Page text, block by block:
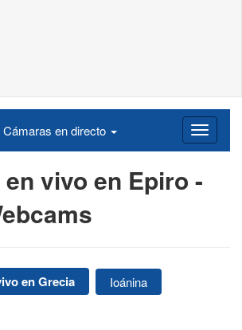
Cámaras en directo
vivo en Epiro -
en Grecia
Ioánina